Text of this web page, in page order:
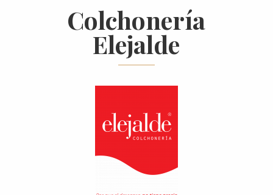
Colchonería
Elejalde